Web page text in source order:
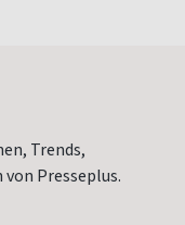
Trends,
Presseplus.